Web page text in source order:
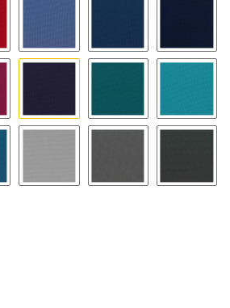
17 27 47
99 38 58